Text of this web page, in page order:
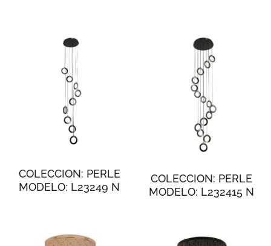
COLECCION: PERLE
MODELO: L23249 N
COLECCION: PERLE
MODELO: L232415 N